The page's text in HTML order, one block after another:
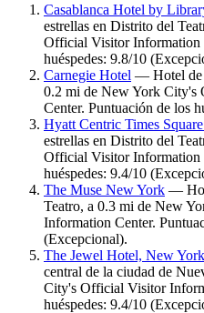
Casablanca Hotel by
estrellas en Distrito del
Official Visitor Information
huéspedes: 9.8/10
Carnegie Hotel — Hotel de
0.2 mi de New York
Center. Puntuación de los
Hyatt Centric Times
estrellas en Distrito del
Official Visitor Information
huéspedes: 9.4/10
The Muse New York —
Teatro, a 0.3 mi de New
Information Center.
(Excepcional).
The Jewel Hotel, New York
central de la ciudad de
City's Official Visitor
huéspedes: 9.4/10